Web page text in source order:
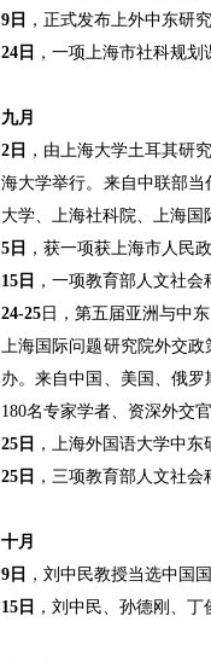
9 日 ，正式发布上外中东研
24 日 ，一项上海市社科规划
九月
2 日 ，由上海大学土耳其研
海大学举行。来自中联部
大学、上海社科院、上海
5 日 ，获一项获上海市人民
15 日 ，一项教育部人文社
24-25 日，第五届亚洲与中
上海国际问题研究院外交
办。来自中国、美国、俄
180名专家学者、资深外交
25 日 ， 上海外国语大学中东
25 日 ，三项教育部人文社
十月
9 日 ，刘中民教授当选中国
15 日 ，刘中民、孙德刚、